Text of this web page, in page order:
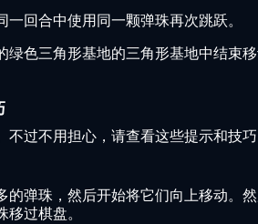
回合中使用同一颗弹珠再次跳跃。
绿色三角形基地的三角形基地中结束
过不用担心，请查看这些提示和技巧
的弹珠，然后开始将它们向上移动。
过棋盘。